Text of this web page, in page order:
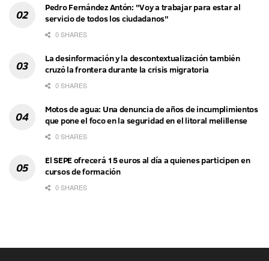
Pedro Fernández Antón: "Voy a trabajar para estar al
servicio de todos los ciudadanos"
0 SHARES
La desinformación y la descontextualización también
cruzó la frontera durante la crisis migratoria
0 SHARES
Motos de agua: Una denuncia de años de incumplimientos
que pone el foco en la seguridad en el litoral melillense
0 SHARES
El SEPE ofrecerá 15 euros al día a quienes participen en
cursos de formación
0 SHARES